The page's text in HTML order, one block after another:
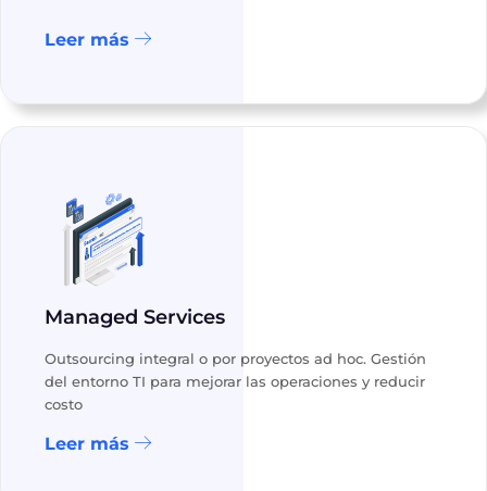
Leer más
Managed Services
Outsourcing integral o por proyectos ad hoc. Gestión
del entorno TI para mejorar las operaciones y reducir
costo
Leer más